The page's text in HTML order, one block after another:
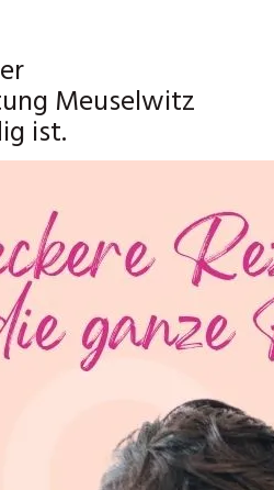
Meuselwitz
ist.